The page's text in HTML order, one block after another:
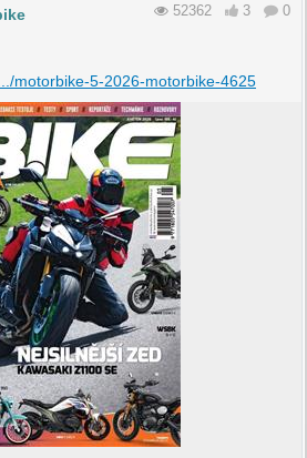
52362 3 0
motorbike-5-2026-motorbike-4625